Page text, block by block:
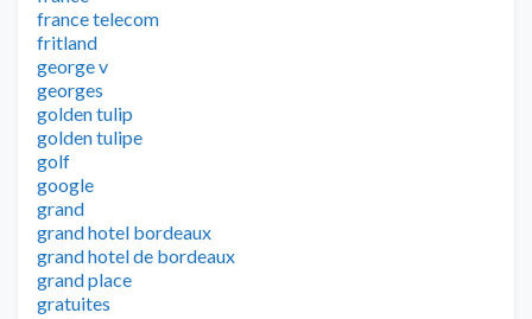
france telecom
fritland
george v
georges
golden tulip
golden tulipe
golf
google
grand
grand hotel bordeaux
grand hotel de bordeaux
grand place
gratuites